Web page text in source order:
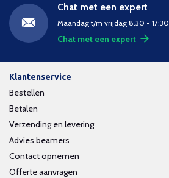
Chat met een expert
Maandag t/m vrijdag 8.30 - 17:30
Chat met een expert
Klantenservice
Bestellen
Betalen
Verzending en levering
Advies beamers
Contact opnemen
Offerte aanvragen